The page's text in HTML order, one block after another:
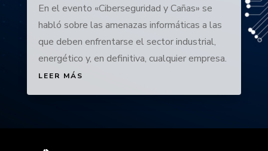
En el evento «Ciberseguridad y Cañas» se
habló sobre las amenazas informáticas a las
que deben enfrentarse el sector industrial,
energético y, en definitiva, cualquier empresa.
LEER MÁS